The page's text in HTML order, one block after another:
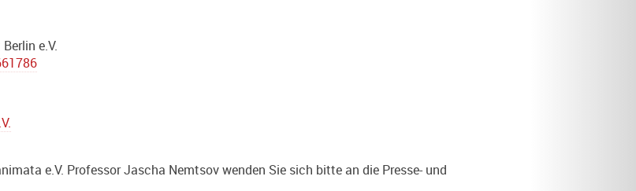
e.V.
e.V. Professor Jascha Nemtsov wenden Sie sich bitte an die Presse- und